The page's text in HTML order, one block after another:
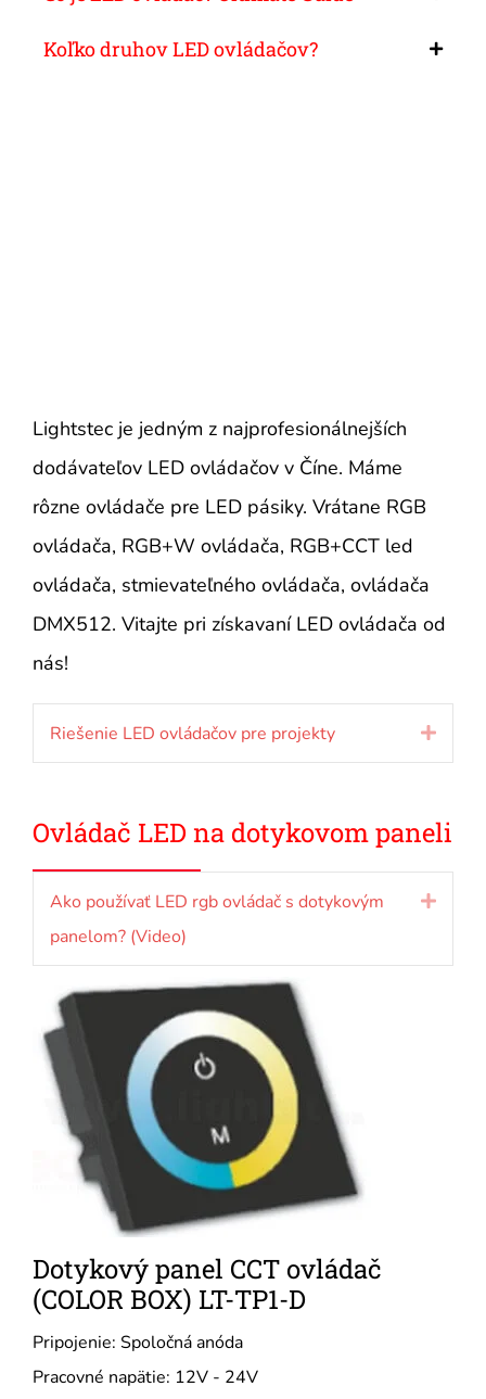
Koľko druhov LED ovládačov?
Lightstec je jedným z najprofesionálnejších
dodávateľov LED ovládačov v Číne. Máme
rôzne ovládače pre LED pásiky. Vrátane RGB
ovládača, RGB+W ovládača, RGB+CCT led
ovládača, stmievateľného ovládača, ovládača
DMX512. Vitajte pri získavaní LED ovládača od
nás!
Riešenie LED ovládačov pre projekty
Ovládač LED na dotykovom paneli
Ako používať LED rgb ovládač s dotykovým
panelom? (Video)
Dotykový panel CCT ovládač
(COLOR BOX) LT-TP1-D
Pripojenie: Spoločná anóda
Pracovné napätie: 12V - 24V